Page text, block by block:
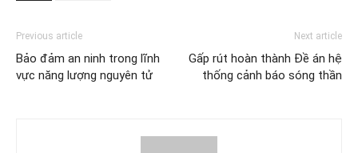
Previous article
Bảo đảm an ninh trong lĩnh
vực năng lượng nguyên tử
Next article
Gấp rút hoàn thành Đề án hệ
thống cảnh báo sóng thần